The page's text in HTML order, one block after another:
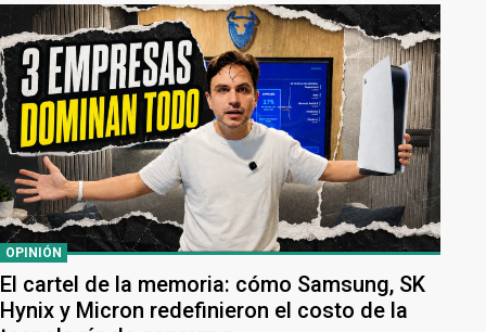
OPINIÓN
El cartel de la memoria: cómo Samsung, SK
Hynix y Micron redefinieron el costo de la